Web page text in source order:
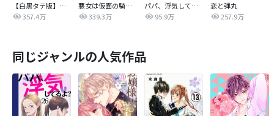
【白黒タテ版】孕むまで乱れいけ～身代わり花嫁と軍服の猛愛
357.4万
悪女は仮面の騎士に騙されない
339.3万
パパ、浮気してるよ？娘と二人でクズ夫を捨てます【分冊版】
95.9万
恋と弾丸
257.9万
同じジャンルの人気作品